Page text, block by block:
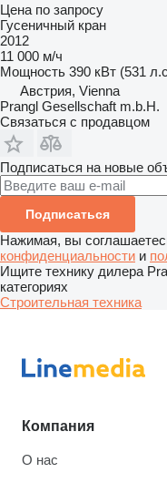
Цена по запросу
Гусеничный кран
2012
11 000 м/ч
Мощность 390 кВт (531
Австрия, Vienna
Prangl Gesellschaft m.b.H.
Связаться с продавцом
Подписаться на новые
Подписаться
Нажимая, вы
конфиденциальности и
Ищите технику дилера
категориях
Строительная техника
Компания
О нас